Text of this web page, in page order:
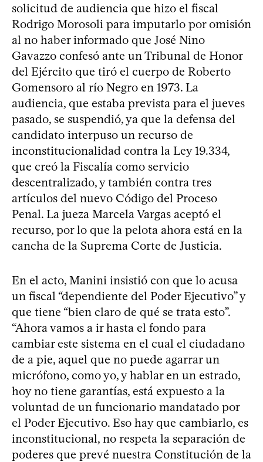
solicitud de audiencia que hizo el fiscal
Rodrigo Morosoli para imputarlo por omisión
al no haber informado que José Nino
Gavazzo confesó ante un Tribunal de Honor
del Ejército que tiró el cuerpo de Roberto
Gomensoro al río Negro en 1973. La
audiencia, que estaba prevista para el jueves
pasado, se suspendió, ya que la defensa del
candidato interpuso un recurso de
inconstitucionalidad contra la Ley 19.334,
que creó la Fiscalía como servicio
descentralizado, y también contra tres
artículos del nuevo Código del Proceso
Penal. La jueza Marcela Vargas aceptó el
recurso, por lo que la pelota ahora está en la
cancha de la Suprema Corte de Justicia.
En el acto, Manini insistió con que lo acusa
un fiscal “dependiente del Poder Ejecutivo” y
que tiene “bien claro de qué se trata esto”.
“Ahora vamos a ir hasta el fondo para
cambiar este sistema en el cual el ciudadano
de a pie, aquel que no puede agarrar un
micrófono, como yo, y hablar en un estrado,
hoy no tiene garantías, está expuesto a la
voluntad de un funcionario mandatado por
el Poder Ejecutivo. Eso hay que cambiarlo, es
inconstitucional, no respeta la separación de
poderes que prevé nuestra Constitución de la